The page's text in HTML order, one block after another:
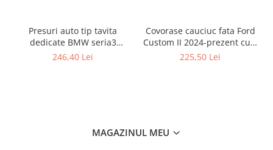
Presuri auto tip tavita
dedicate BMW seria3
E90/E91/E92 2005-2012
246,40 Lei
Covorase cauciuc fata Ford
Custom II 2024-prezent cu 2
sau 3 locuri (set 3 covorase),
225,50 Lei
MAGAZINUL MEU